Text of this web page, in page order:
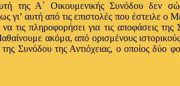
της Α΄ Οικουμενικής Συνόδου δεν
γι’ αυτή από τις επιστολές που έστειλε ο
τις πληροφορήσει για τις αποφάσεις
ακόμα, από ορισμένους
Συνόδου της Αντιόχειας, ο οποίος δύο